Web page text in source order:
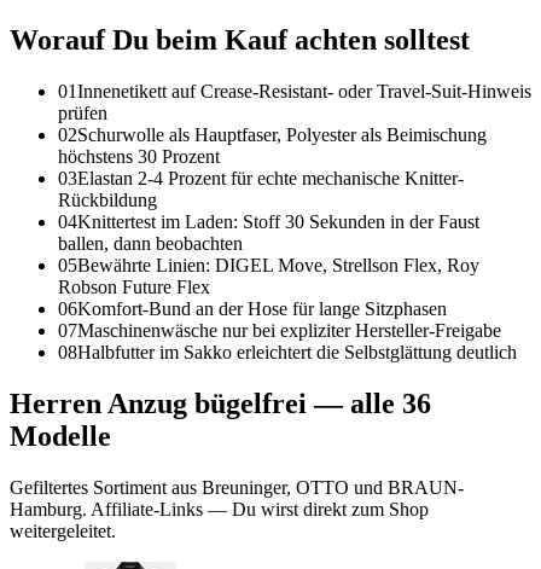
Worauf Du beim Kauf achten solltest
01Innenetikett auf Crease-Resistant- oder Travel-Suit-Hinweis
prüfen
02Schurwolle als Hauptfaser, Polyester als Beimischung
höchstens 30 Prozent
03Elastan 2-4 Prozent für echte mechanische Knitter-
Rückbildung
04Knittertest im Laden: Stoff 30 Sekunden in der Faust
ballen, dann beobachten
05Bewährte Linien: DIGEL Move, Strellson Flex, Roy
Robson Future Flex
06Komfort-Bund an der Hose für lange Sitzphasen
07Maschinenwäsche nur bei expliziter Hersteller-Freigabe
08Halbfutter im Sakko erleichtert die Selbstglättung deutlich
Herren Anzug bügelfrei — alle 36
Modelle
Gefiltertes Sortiment aus Breuninger, OTTO und BRAUN-
Hamburg. Affiliate-Links — Du wirst direkt zum Shop
weitergeleitet.